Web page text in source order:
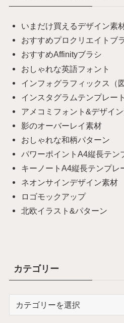
いまだけ買えるデザイン素
おすすめプロクリエイトブ
おすすめAffinityブラシ
おしゃれな英語フォント
インフォグラフィックス（
インスタグラムテンプレート
アメコミフォント&デザイ
影のオーバーレイ素材
おしゃれな和柄パターン
パワーポイントA4縦長テン
キーノートA4縦長テンプレ
ネオンサインデザイン素材
ロゴモックアップ
北欧イラスト&パターン
カテゴリー